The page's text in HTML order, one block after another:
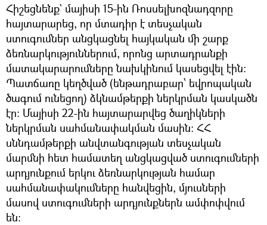
Հիշեցնենք` մայիսի 15-ին Ռոսսելխոզնադզորը
հայտարարեց, որ մտադիր է տեսչական
ստուգումներ անցկացնել հայկական մի շարք
ձեռնարկություններում, որոնց արտադրանքի
մատակարարումները նախկինում կասեցվել էին։
Պատճառը կեղծված (ենթադրաբար՝ եվրոպական
ծագում ունեցող) ձկնամթերքի ներկրման կասկածն
էր։ Մայիսի 22-ին հայտարարվեց ծաղիկների
ներկրման սահմանափակման մասին։ ՀՀ
սննդամթերքի անվտանգության տեսչական
մարմնի հետ համատեղ անցկացված ստուգումների
արդյունքում երկու ձեռնարկության համար
սահմանափակումները հանվեցին, մյուսների
մասով ստուգումների արդյունքներն ամփոփվում
են։